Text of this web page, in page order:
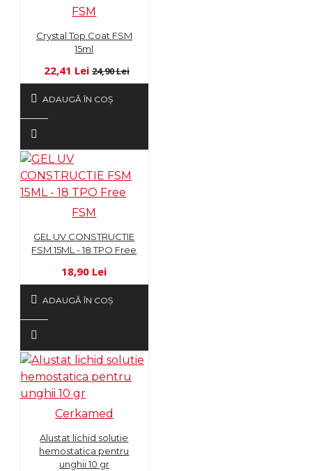
FSM
Crystal Top Coat FSM
15ml
22,41 Lei 24,90 Lei
ADAUGĂ ÎN COŞ
FSM
GEL UV CONSTRUCTIE
FSM 15ML - 18 TPO Free
18,90 Lei
ADAUGĂ ÎN COŞ
Cerkamed
Alustat lichid solutie
hemostatica pentru
unghii 10 gr